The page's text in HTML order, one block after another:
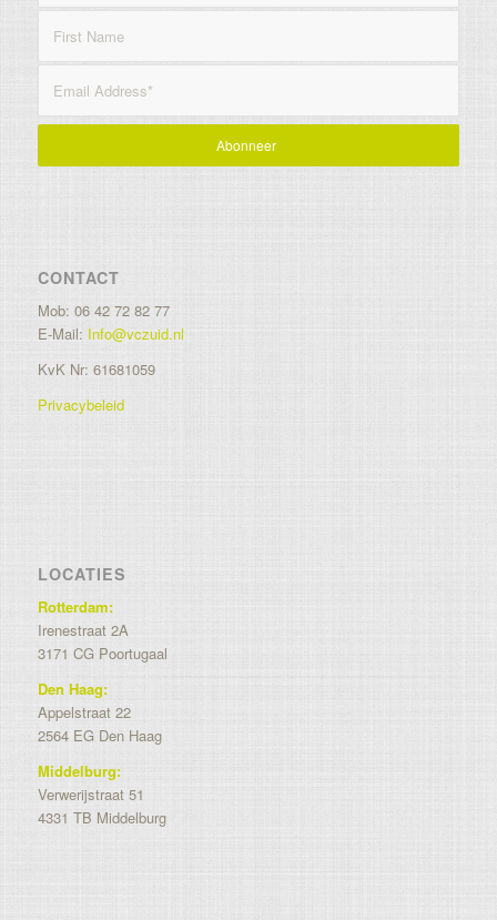
CONTACT
Mob: 06 42 72 82 77
E-Mail: Info@vczuid.nl
KvK Nr: 61681059
Privacybeleid
LOCATIES
Rotterdam:
Irenestraat 2A
3171 CG Poortugaal
Den Haag:
Appelstraat 22
2564 EG Den Haag
Middelburg:
Verwerijstraat 51
4331 TB Middelburg